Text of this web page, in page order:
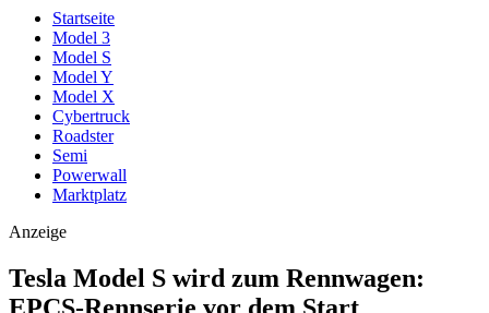
Startseite
Model 3
Model S
Model Y
Model X
Cybertruck
Roadster
Semi
Powerwall
Marktplatz
Anzeige
Tesla Model S wird zum Rennwagen: